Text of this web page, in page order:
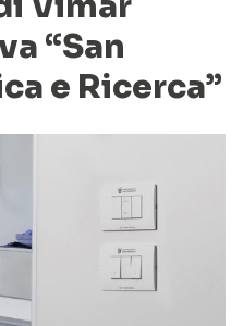
“San
e Ricerca”